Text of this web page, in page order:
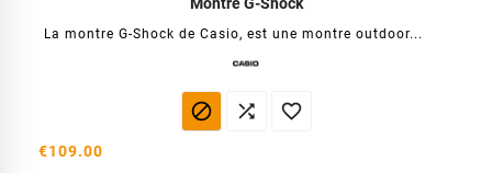
Montre G-Shock
La montre G-Shock de Casio, est une montre outdoor...
  
€109.00